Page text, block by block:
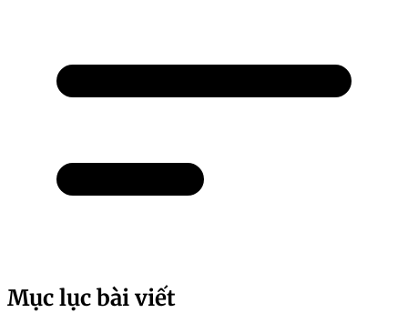
Mục lục bài viết